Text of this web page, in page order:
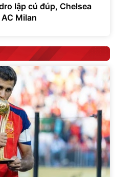
lập cú đúp, Chelsea
Milan